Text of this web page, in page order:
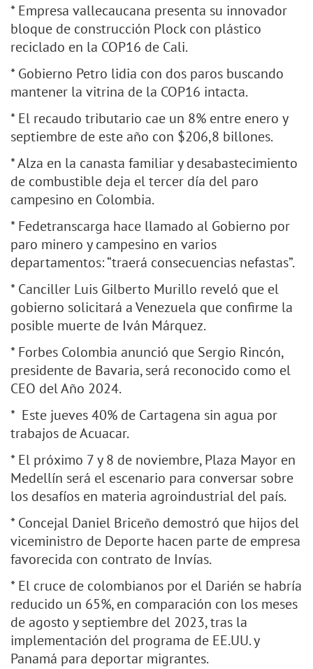
* Empresa vallecaucana presenta su innovador
bloque de construcción Plock con plástico
reciclado en la COP16 de Cali.
* Gobierno Petro lidia con dos paros buscando
mantener la vitrina de la COP16 intacta.
* El recaudo tributario cae un 8% entre enero y
septiembre de este año con $206,8 billones.
* Alza en la canasta familiar y desabastecimiento
de combustible deja el tercer día del paro
campesino en Colombia.
* Fedetranscarga hace llamado al Gobierno por
paro minero y campesino en varios
departamentos: “traerá consecuencias nefastas”.
* Canciller Luis Gilberto Murillo reveló que el
gobierno solicitará a Venezuela que confirme la
posible muerte de Iván Márquez.
* Forbes Colombia anunció que Sergio Rincón,
presidente de Bavaria, será reconocido como el
CEO del Año 2024.
* Este jueves 40% de Cartagena sin agua por
trabajos de Acuacar.
* El próximo 7 y 8 de noviembre, Plaza Mayor en
Medellín será el escenario para conversar sobre
los desafíos en materia agroindustrial del país.
* Concejal Daniel Briceño demostró que hijos del
viceministro de Deporte hacen parte de empresa
favorecida con contrato de Invías.
* El cruce de colombianos por el Darién se habría
reducido un 65%, en comparación con los meses
de agosto y septiembre del 2023, tras la
implementación del programa de EE.UU. y
Panamá para deportar migrantes.